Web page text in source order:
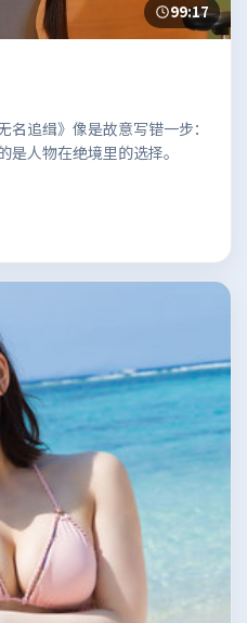
99:17
追缉》像是故意写错一步：
人物在绝境里的选择。